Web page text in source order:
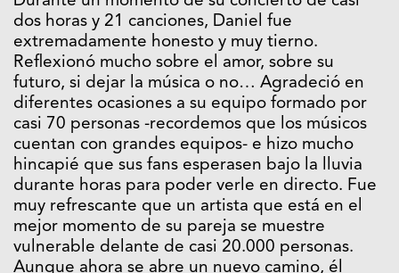
Durante un momento de su concierto de casi
dos horas y 21 canciones, Daniel fue
extremadamente honesto y muy tierno.
Reflexionó mucho sobre el amor, sobre su
futuro, si dejar la música o no… Agradeció en
diferentes ocasiones a su equipo formado por
casi 70 personas -recordemos que los músicos
cuentan con grandes equipos- e hizo mucho
hincapié que sus fans esperasen bajo la lluvia
durante horas para poder verle en directo. Fue
muy refrescante que un artista que está en el
mejor momento de su pareja se muestre